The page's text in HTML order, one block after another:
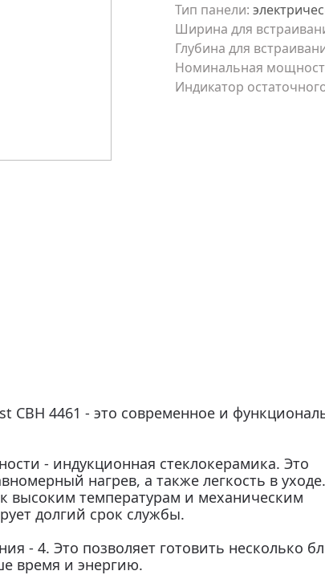
Тип панели:
Ширина для
Глубина для
Номинальная
Индикатор
СВН 4461 - это современное и
- индукционная стеклокерамика. Это
нагрев, а также легкость в уходе.
высоким температурам и механическим
долгий срок службы.
- 4. Это позволяет готовить несколько
время и энергию.